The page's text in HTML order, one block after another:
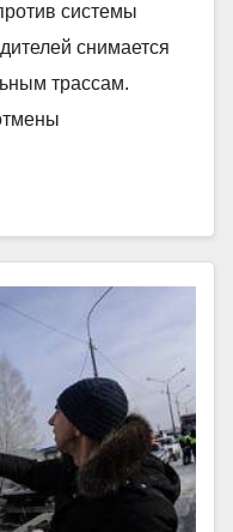
системы
снимается
трассам.